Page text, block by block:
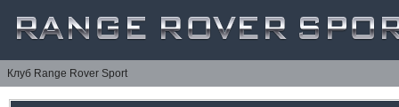
Клуб Range Rover Sport